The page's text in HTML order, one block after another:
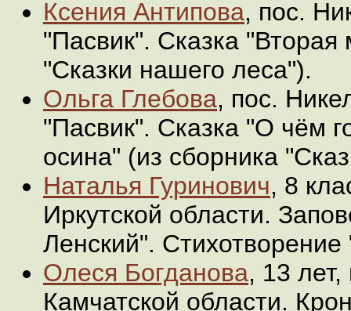
Ксения Антипова, пос.
"Пасвик". Сказка
"Сказки нашего леса").
Ольга Глебова, пос.
"Пасвик". Сказка "О чём
осина" (из сборника
Наталья Гуринович, 8
Иркутской области.
Ленский".
Олеся Богданова, 13
Камчатской области.